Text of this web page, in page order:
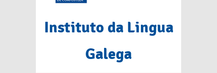
Instituto da Lingua
Galega